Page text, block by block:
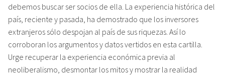
debemos buscar ser socios de ella. La experiencia histórica del
país, reciente y pasada, ha demostrado que los inversores
extranjeros sólo despojan al país de sus riquezas. Así lo
corroboran los argumentos y datos vertidos en esta cartilla.
Urge recuperar la experiencia económica previa al
neoliberalismo, desmontar los mitos y mostrar la realidad